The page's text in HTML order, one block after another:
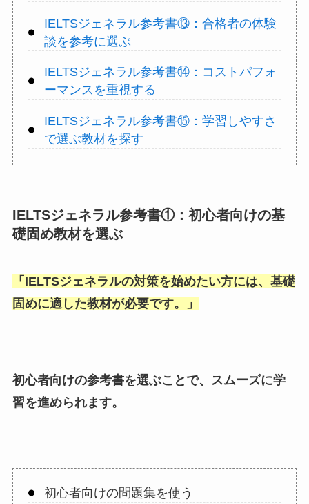
IELTSジェネラル参考書⑬：合格者の体験
談を参考に選ぶ
IELTSジェネラル参考書⑭：コストパフォ
ーマンスを重視する
IELTSジェネラル参考書⑮：学習しやすさ
で選ぶ教材を探す
IELTSジェネラル参考書①：初心者向けの基
礎固め教材を選ぶ
「 IELTSジェネラルの対策を始めたい方には、基礎
固めに適した教材が必要です。
」
初心者向けの参考書を選ぶことで、スムーズに学
習を進められます。
初心者向けの問題集を使う